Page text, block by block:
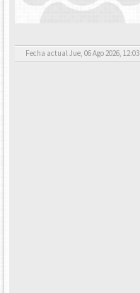
Fecha actual Jue, 06 Ago 2026, 12:03